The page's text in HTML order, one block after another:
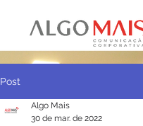
Post
Algo Mais
30 de mar. de 2022